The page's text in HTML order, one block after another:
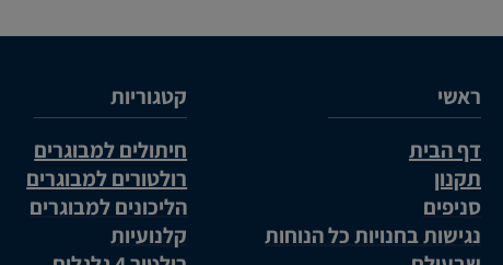
ראשי
דף הבית
תקנון
סניפים
נגישות בחנויות כל הנוחות
קטגוריות
חיתולים למבוגרים
רולטורים למבוגרים
הליכונים למבוגרים
קלנועיות